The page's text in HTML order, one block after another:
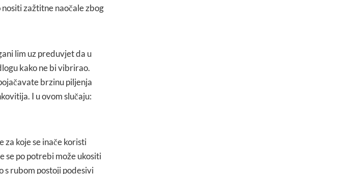
zažtitne naočale zbog
lim uz preduvjet da u
kako ne bi vibrirao.
brzinu piljenja
I u ovom slučaju:
za koje se inače koristi
se po potrebi može ukositi
s rubom postoji podesivi